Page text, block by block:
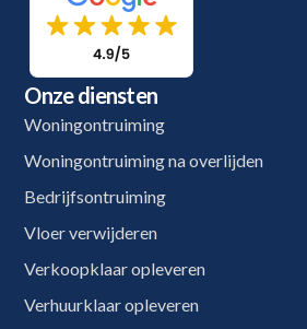
Onze diensten
Woningontruiming
Woningontruiming na overlijden
Bedrijfsontruiming
Vloer verwijderen
Verkoopklaar opleveren
Verhuurklaar opleveren